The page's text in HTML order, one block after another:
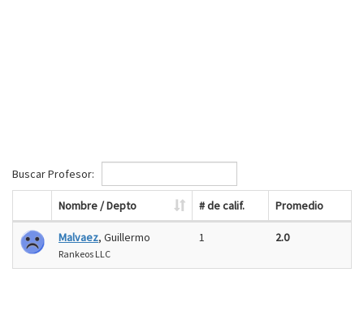
Buscar Profesor:
Nombre / Depto # de calif. Promedio
Malvaez, Guillermo
Rankeos LLC
1 2.0